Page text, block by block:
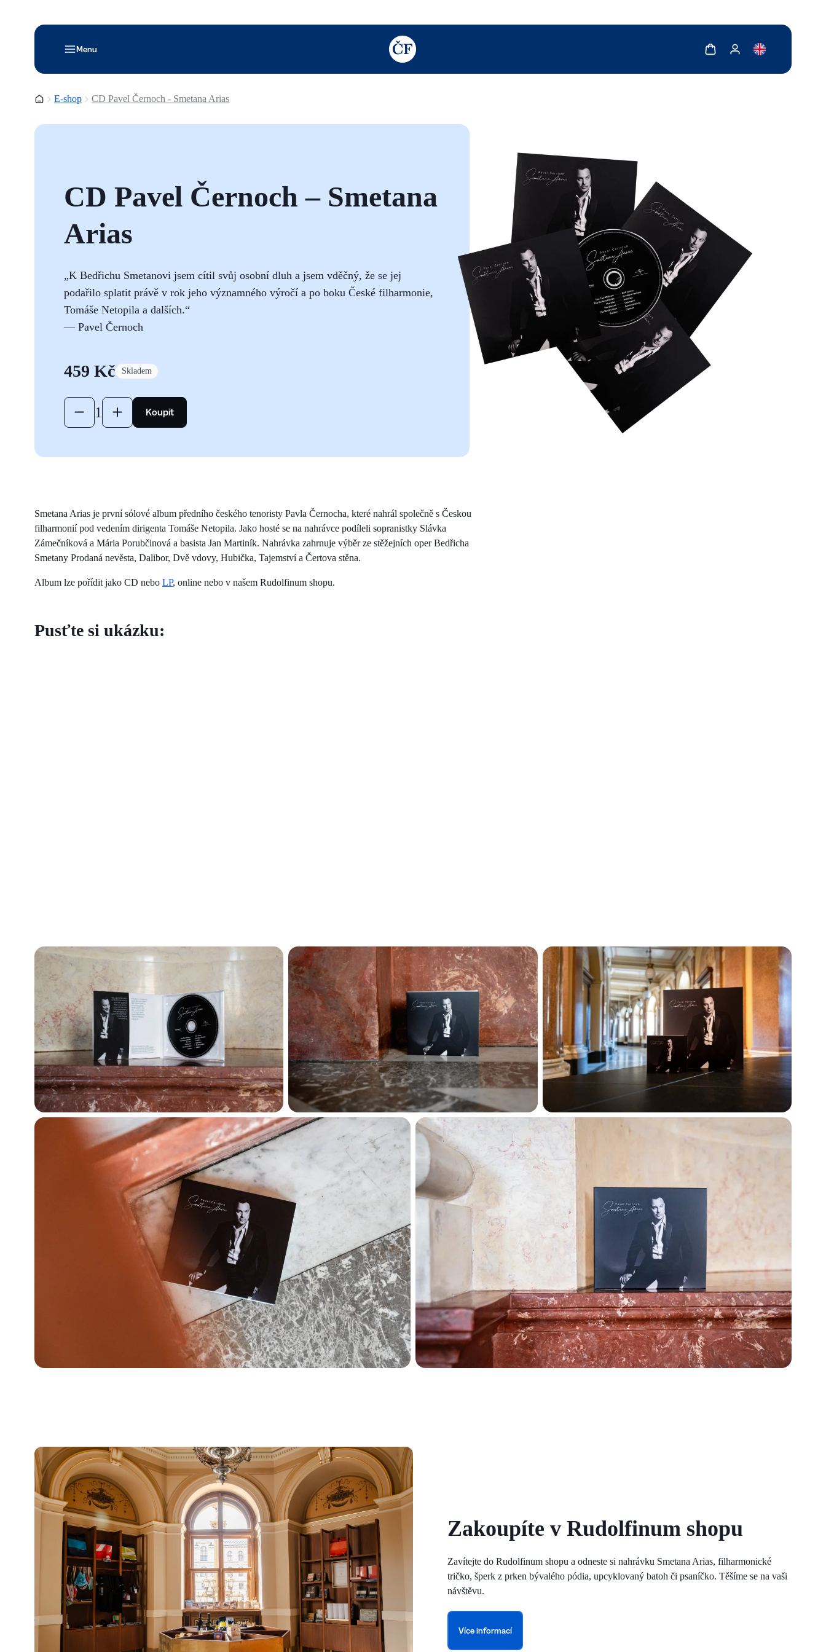
Menu
TODO: Add description for reader
Zobrazit košíkZobrazit můj účet
Domovská stránka
E-shop CD Pavel Černoch - Smetana Arias
CD Pavel Černoch – Smetana
Arias
„K Bedřichu Smetanovi jsem cítil svůj osobní dluh a jsem vděčný, že se jej
podařilo splatit právě v rok jeho významného výročí a po boku České filharmonie,
Tomáše Netopila a dalších.“
— Pavel Černoch
459 Kč Skladem
TODO: Add label
1 TODO: Add label
Koupit
Smetana Arias je první sólové album předního českého tenoristy Pavla Černocha, které nahrál společně s Českou
filharmonií pod vedením dirigenta Tomáše Netopila. Jako hosté se na nahrávce podíleli sopranistky Slávka
Zámečníková a Mária Porubčinová a basista Jan Martiník. Nahrávka zahrnuje výběr ze stěžejních oper Bedřicha
Smetany Prodaná nevěsta, Dalibor, Dvě vdovy, Hubička, Tajemství a Čertova stěna.
Album lze pořídit jako CD nebo LP, online nebo v našem Rudolfinum shopu.
Pusťte si ukázku:
Zakoupíte v Rudolfinum shopu
Zavítejte do Rudolfinum shopu a odneste si nahrávku Smetana Arias, filharmonické
tričko, šperk z prken bývalého pódia, upcyklovaný batoh či psaníčko. Těšíme se na vaši
návštěvu.
Více informací